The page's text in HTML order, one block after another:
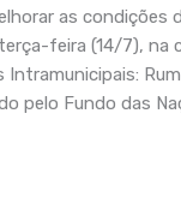
as condições
feira (14/7), na
Intramunicipais:
pelo Fundo das